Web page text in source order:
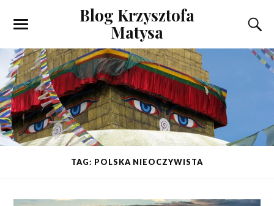
Blog Krzysztofa
Matysa
TAG: POLSKA NIEOCZYWISTA